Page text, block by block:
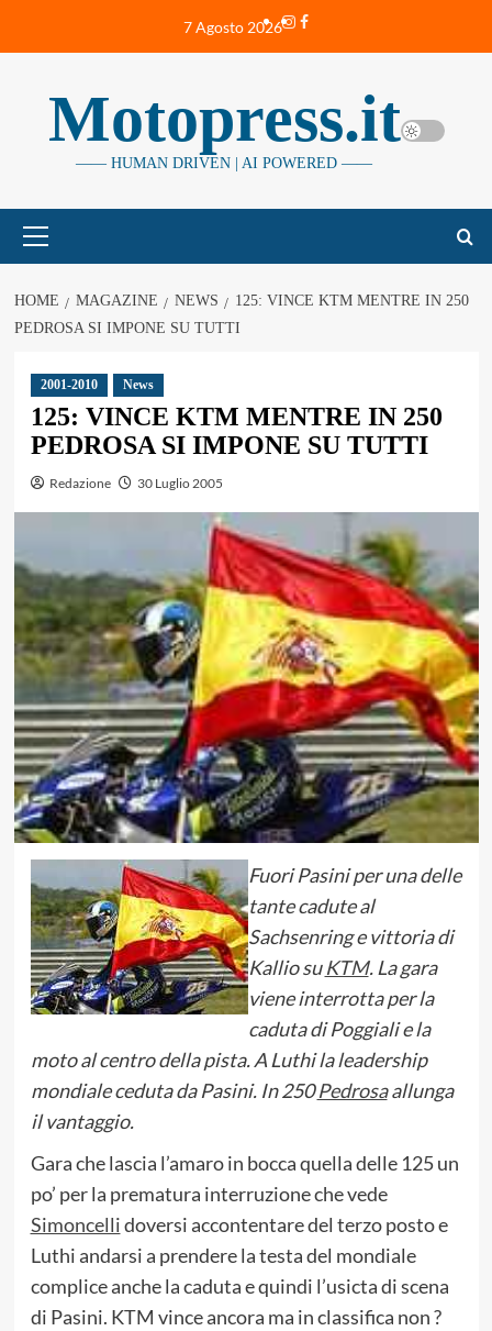
7 Agosto 2026Instagram
Facebook
Motopress.it
—— HUMAN DRIVEN | AI POWERED ——
principale
HOME MAGAZINE NEWS
125: VINCE KTM MENTRE IN 250
PEDROSA SI IMPONE SU TUTTI
2001-2010 News
125: VINCE KTM MENTRE IN 250
PEDROSA SI IMPONE SU TUTTI
Redazione 30 Luglio 2005
Fuori Pasini per una delle
tante cadute al
Sachsenring e vittoria di
Kallio suKTM. La gara
viene interrotta per la
caduta di Poggiali e la
moto al centro della pista. A Luthi la leadership
mondiale ceduta da Pasini. In 250Pedrosaallunga
il vantaggio.
Gara che lascia l’amaro in bocca quella delle 125 un
po’ per la prematura interruzione che vede
Simoncellidoversi accontentare del terzo posto e
Luthi andarsi a prendere la testa del mondiale
complice anche la caduta e quindi l’usicta di scena
di Pasini. KTM vince ancora ma in classifica non ?